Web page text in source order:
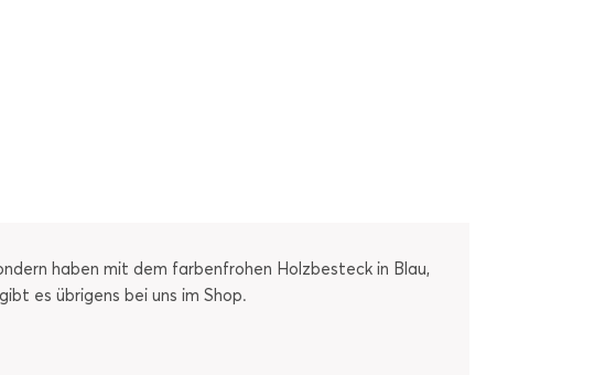
haben mit dem farbenfrohen Holzbesteck in Blau,
es übrigens bei uns im Shop.